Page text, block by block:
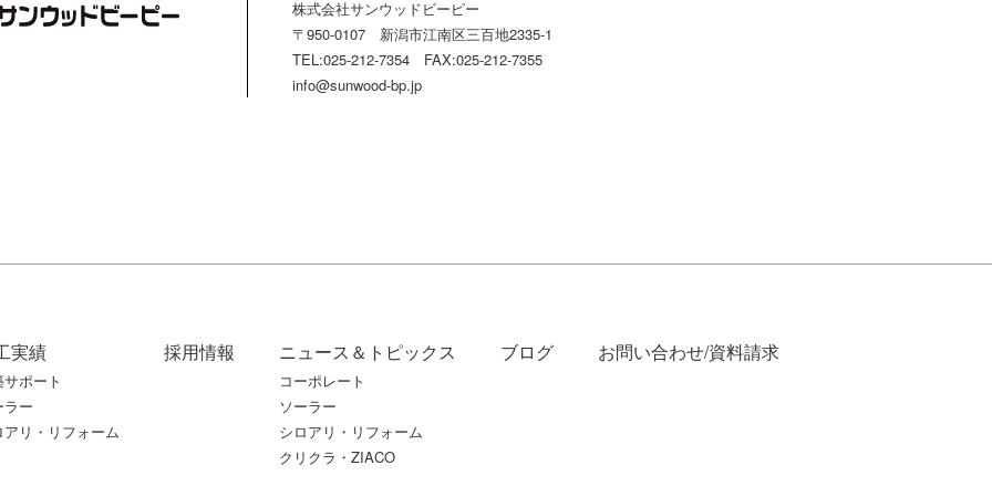
株式会社サンウッドビーピー
〒950-0107 新潟市江南区三百地2335-1
TEL:025-212-7354 FAX:025-212-7355
info@sunwood-bp.jp
実績
ポート
ラー
アリ・リフォーム
採用情報 ニュース＆トピックス
コーポレート
ソーラー
シロアリ・リフォーム
クリクラ・ZIACO
ブログ お問い合わせ/資料請求